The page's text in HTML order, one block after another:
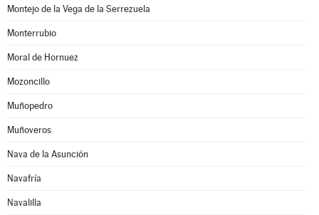
Montejo de la Vega de la Serrezuela
Monterrubio
Moral de Hornuez
Mozoncillo
Muñopedro
Muñoveros
Nava de la Asunción
Navafría
Navalilla